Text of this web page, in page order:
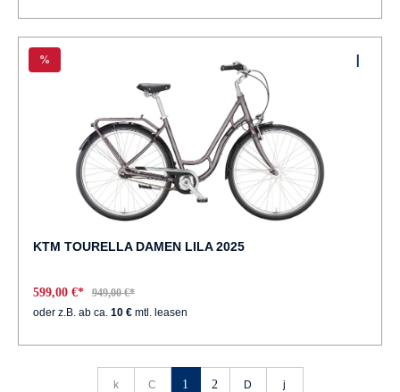
%
KTM TOURELLA DAMEN LILA 2025
599,00 €*
949,00 €*
oder z.B. ab ca. 10 € mtl. leasen
1 2